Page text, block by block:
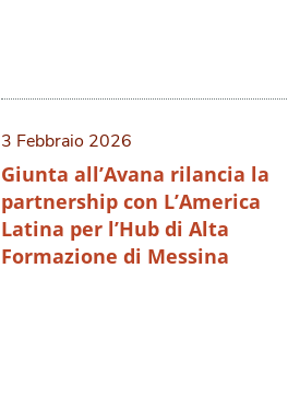
3 Febbraio 2026
Giunta all’Avana rilancia la
partnership con L’America
Latina per l’Hub di Alta
Formazione di Messina